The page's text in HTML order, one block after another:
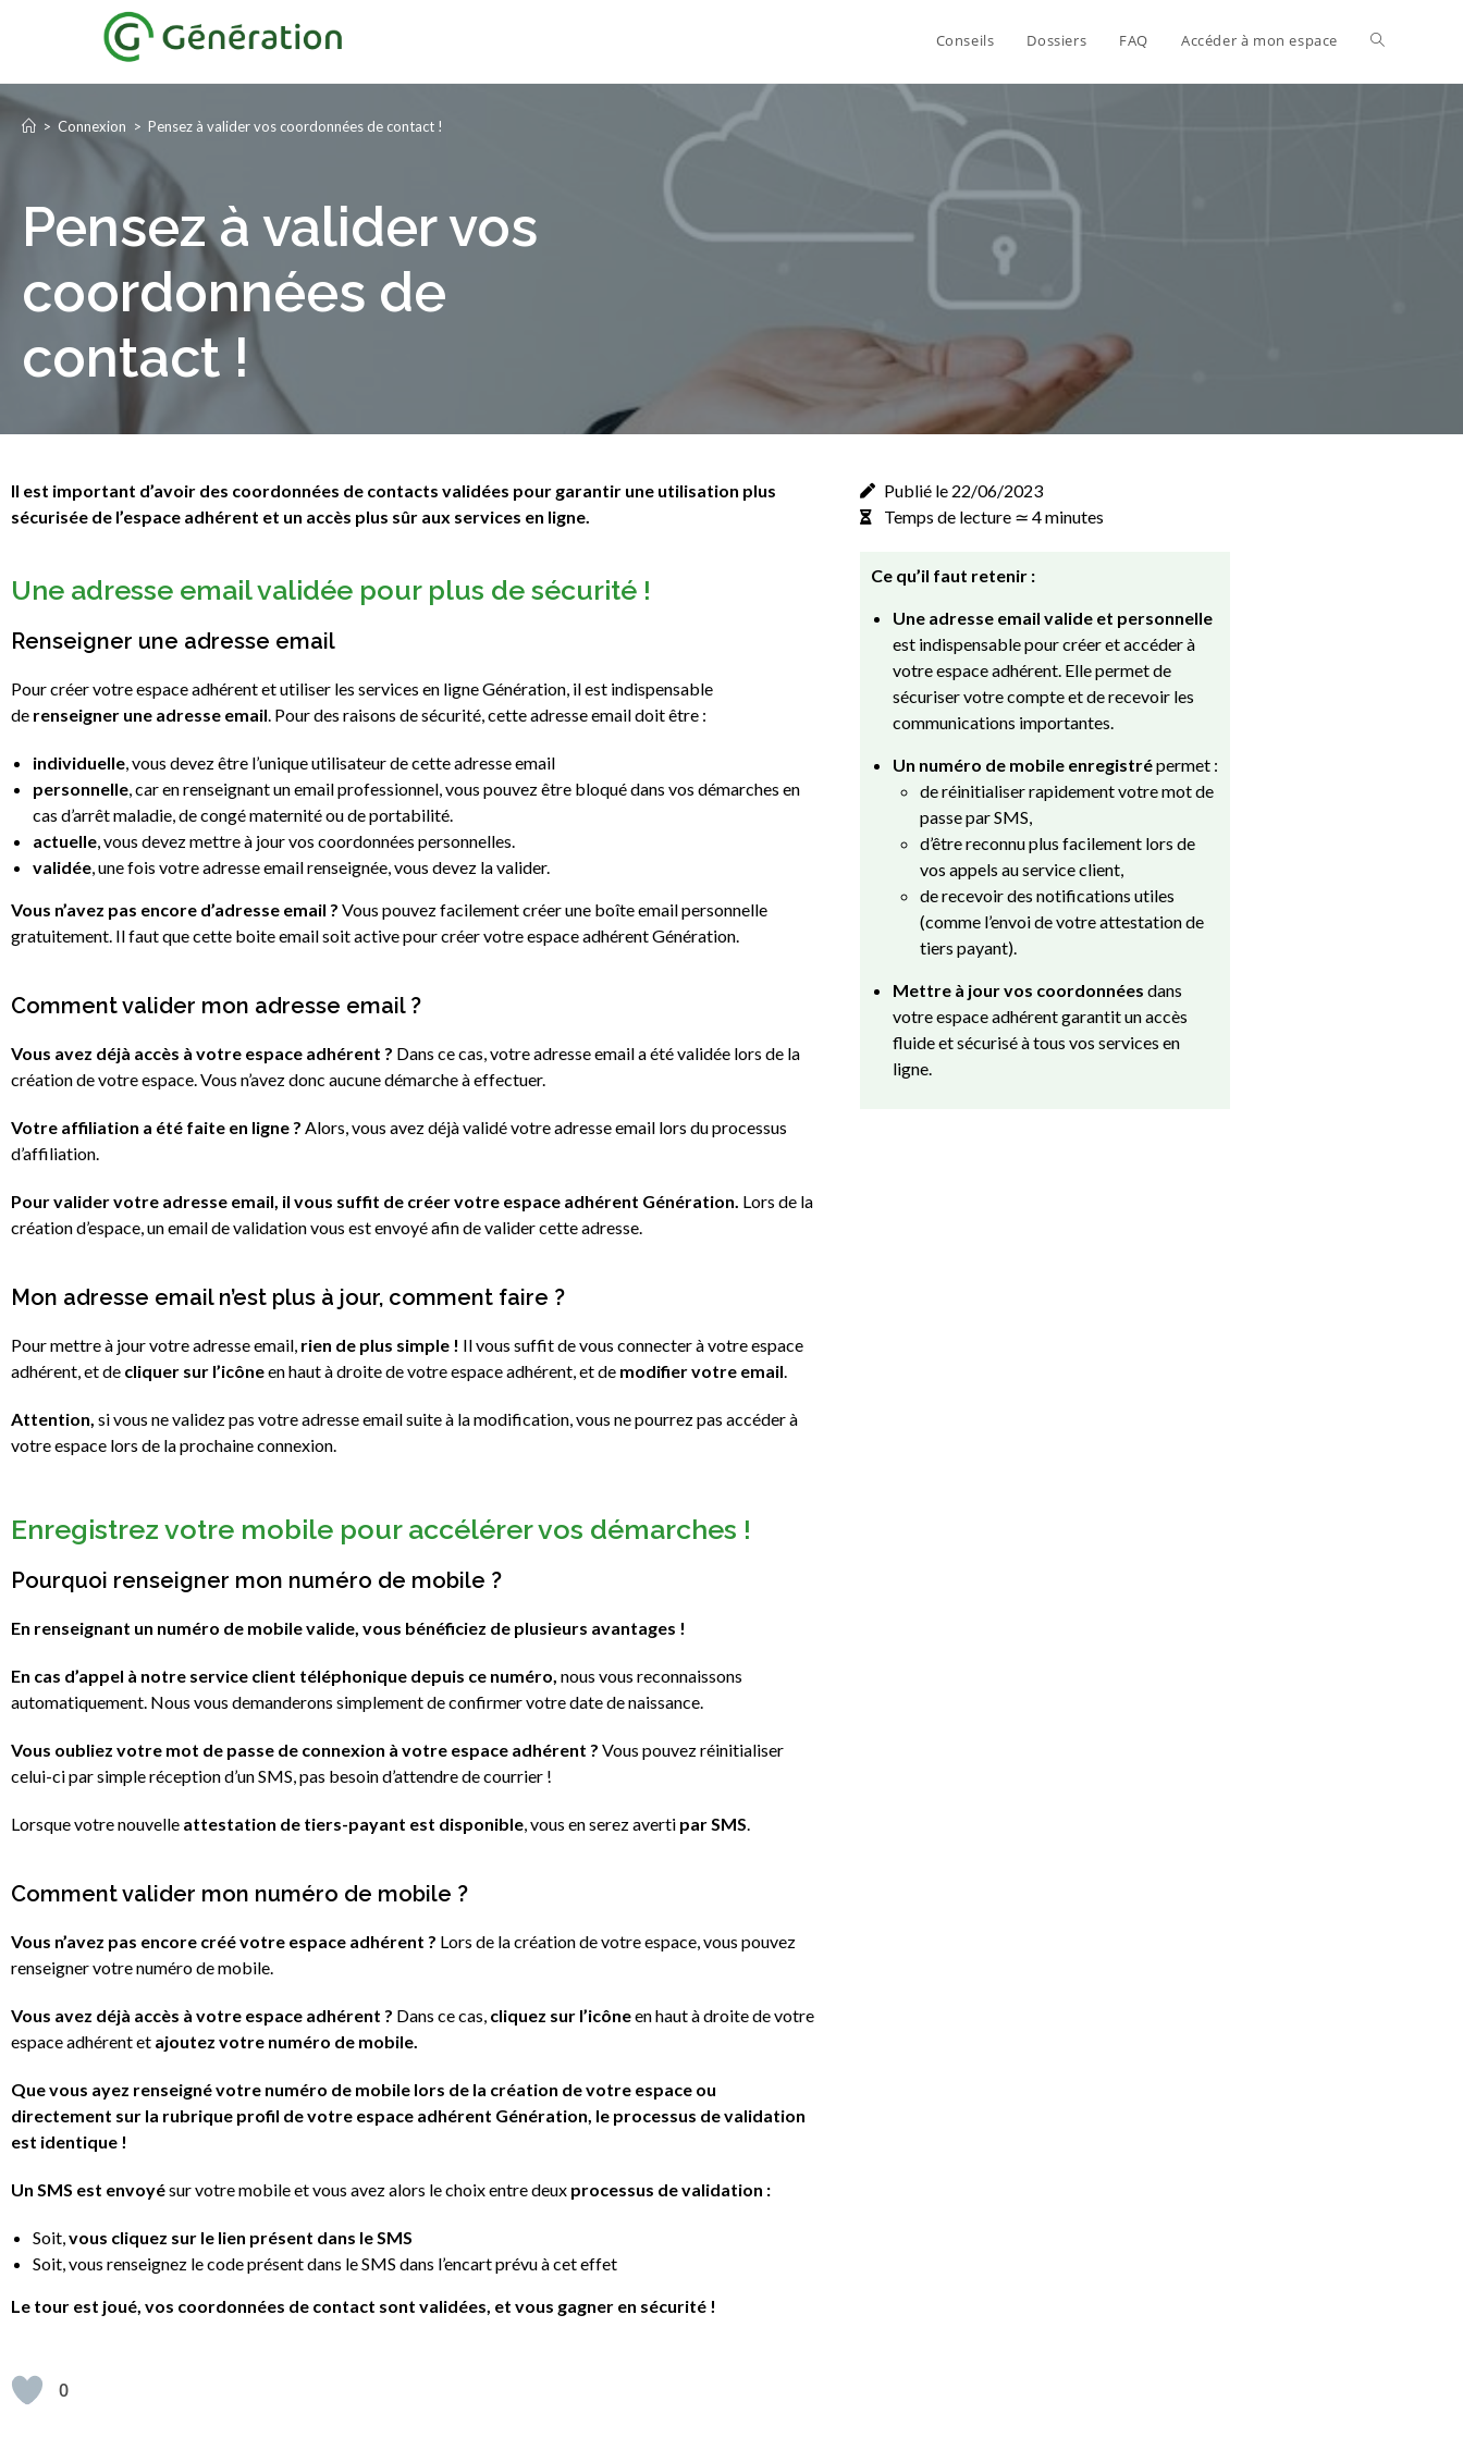
Conseils Dossiers FAQ Accéder à mon espace
> Connexion > Pensez à valider vos coordonnées de contact !
Pensez à valider vos
coordonnées de
contact !
Il est important d’avoir des coordonnées de contacts validées pour garantir une utilisation plus
sécurisée de l’espace adhérent et un accès plus sûr aux services en ligne.
Une adresse email validée pour plus de sécurité !
Renseigner une adresse email
Pour créer votre espace adhérent et utiliser les services en ligne Génération, il est indispensable
de renseigner une adresse email. Pour des raisons de sécurité, cette adresse email doit être :
individuelle, vous devez être l’unique utilisateur de cette adresse email
personnelle, car en renseignant un email professionnel, vous pouvez être bloqué dans vos démarches en
cas d’arrêt maladie, de congé maternité ou de portabilité.
actuelle, vous devez mettre à jour vos coordonnées personnelles.
validée, une fois votre adresse email renseignée, vous devez la valider.
Vous n’avez pas encore d’adresse email ? Vous pouvez facilement créer une boîte email personnelle
gratuitement. Il faut que cette boite email soit active pour créer votre espace adhérent Génération.
Comment valider mon adresse email ?
Vous avez déjà accès à votre espace adhérent ? Dans ce cas, votre adresse email a été validée lors de la
création de votre espace. Vous n’avez donc aucune démarche à effectuer.
Votre affiliation a été faite en ligne ? Alors, vous avez déjà validé votre adresse email lors du processus
d’affiliation.
Pour valider votre adresse email, il vous suffit de créer votre espace adhérent Génération. Lors de la
création d’espace, un email de validation vous est envoyé afin de valider cette adresse.
Mon adresse email n’est plus à jour, comment faire ?
Pour mettre à jour votre adresse email, rien de plus simple ! Il vous suffit de vous connecter à votre espace
adhérent, et de cliquer sur l’icôneen haut à droite de votre espace adhérent,et de modifier votre email.
Attention, si vous ne validez pas votre adresse email suite à la modification, vous ne pourrez pas accéder à
votre espace lors de la prochaine connexion.
Enregistrez votre mobile pour accélérer vos démarches !
Pourquoi renseigner mon numéro de mobile ?
En renseignant un numéro de mobile valide, vous bénéficiez de plusieurs avantages !
En cas d’appel à notre service client téléphonique depuis ce numéro, nous vous reconnaissons
automatiquement. Nous vous demanderons simplement de confirmer votre date de naissance.
Vous oubliez votre mot de passe de connexion à votre espace adhérent ? Vous pouvez réinitialiser
celui-ci par simple réception d’un SMS, pas besoin d’attendre de courrier !
Lorsque votre nouvelle attestation de tiers-payant est disponible, vous en serez averti par SMS.
Comment valider mon numéro de mobile ?
Vous n’avez pas encore créé votre espace adhérent ? Lors de la création de votre espace, vous pouvez
renseigner votre numéro de mobile.
Vous avez déjà accès à votre espace adhérent ? Dans ce cas, cliquez sur l’icôneen haut à droite de votre
espace adhérent et ajoutez votre numéro de mobile.
Que vous ayez renseigné votre numéro de mobile lors de la création de votre espace ou
directement sur la rubrique profil de votre espace adhérent Génération, le processus de validation
est identique !
Un SMS est envoyésur votre mobile et vous avez alors le choix entre deux processus de validation :
Soit,vous cliquez sur le lien présent dans le SMS
Soit, vous renseignez le code présent dans le SMS dans l’encart prévu à cet effet
Le tour est joué, vos coordonnées de contact sont validées, et vous gagner en sécurité !
0
Publié le 22/06/2023
Temps de lecture ≃ 4 minutes
Ce qu’il faut retenir :
Une adresse email valide et personnelle
est indispensable pour créer et accéder à
votre espace adhérent. Elle permet de
sécuriser votre compte et de recevoir les
communications importantes.
Un numéro de mobile enregistrépermet :
de réinitialiser rapidement votre mot de
passe par SMS,
d’être reconnu plus facilement lors de
vos appels au service client,
de recevoir des notifications utiles
(comme l’envoi de votre attestation de
tiers payant).
Mettre à jour vos coordonnées dans
votre espace adhérent garantit un accès
fluide et sécurisé à tous vos services en
ligne.